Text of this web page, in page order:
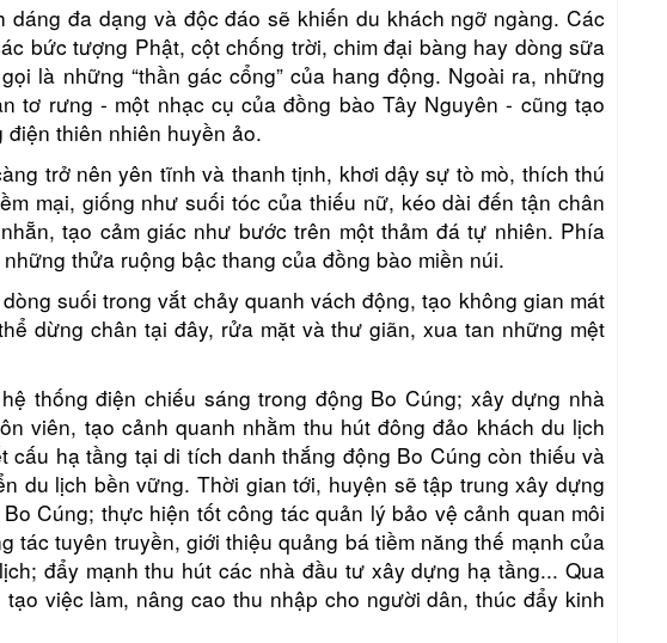
đa dạng và độc đáo sẽ khiến du khách ngỡ ngàng. Các
bức tượng Phật, cột chống trời, chim đại bàng hay dòng sữa
là những “thần gác cổng” của hang động. Ngoài ra, những
tơ rưng - một nhạc cụ của đồng bào Tây Nguyên - cũng tạo
thiên nhiên huyền ảo.
trở nên yên tĩnh và thanh tịnh, khơi dậy sự tò mò, thích thú
mại, giống như suối tóc của thiếu nữ, kéo dài đến tận chân
tạo cảm giác như bước trên một thảm đá tự nhiên. Phía
thửa ruộng bậc thang của đồng bào miền núi.
suối trong vắt chảy quanh vách động, tạo không gian mát
dừng chân tại đây, rửa mặt và thư giãn, xua tan những mệt
thống điện chiếu sáng trong động Bo Cúng; xây dựng nhà
viên, tạo cảnh quanh nhằm thu hút đông đảo khách du lịch
cấu hạ tầng tại di tích danh thắng động Bo Cúng còn thiếu và
du lịch bền vững. Thời gian tới, huyện sẽ tập trung xây dựng
Cúng; thực hiện tốt công tác quản lý bảo vệ cảnh quan môi
tác tuyên truyền, giới thiệu quảng bá tiềm năng thế mạnh của
đẩy mạnh thu hút các nhà đầu tư xây dựng hạ tầng... Qua
việc làm, nâng cao thu nhập cho người dân, thúc đẩy kinh